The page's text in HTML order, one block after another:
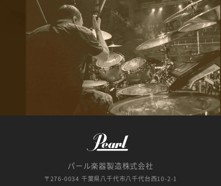
パール楽器製造株式会社
〒276-0034 千葉県八千代市八千代台西10-2-1